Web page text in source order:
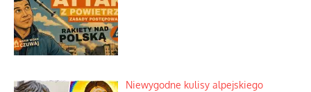
Niewygodne kulisy alpejskiego